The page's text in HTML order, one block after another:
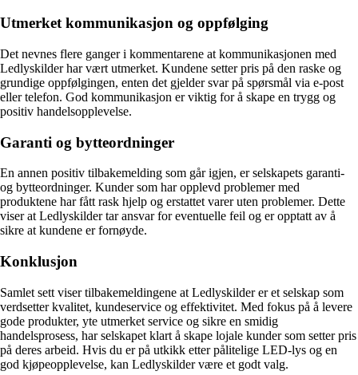
Utmerket kommunikasjon og oppfølging
Det nevnes flere ganger i kommentarene at kommunikasjonen med
Ledlyskilder har vært utmerket. Kundene setter pris på den raske og
grundige oppfølgingen, enten det gjelder svar på spørsmål via e-post
eller telefon. God kommunikasjon er viktig for å skape en trygg og
positiv handelsopplevelse.
Garanti og bytteordninger
En annen positiv tilbakemelding som går igjen, er selskapets garanti-
og bytteordninger. Kunder som har opplevd problemer med
produktene har fått rask hjelp og erstattet varer uten problemer. Dette
viser at Ledlyskilder tar ansvar for eventuelle feil og er opptatt av å
sikre at kundene er fornøyde.
Konklusjon
Samlet sett viser tilbakemeldingene at Ledlyskilder er et selskap som
verdsetter kvalitet, kundeservice og effektivitet. Med fokus på å levere
gode produkter, yte utmerket service og sikre en smidig
handelsprosess, har selskapet klart å skape lojale kunder som setter pris
på deres arbeid. Hvis du er på utkikk etter pålitelige LED-lys og en
god kjøpeopplevelse, kan Ledlyskilder være et godt valg.